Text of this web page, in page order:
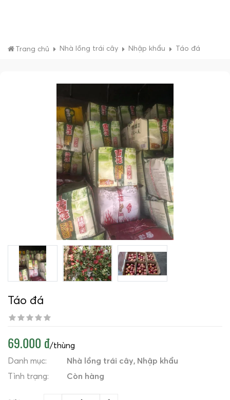
Trang chủ Nhà lồng trái cây Nhập khẩu Táo đá
Táo đá
69.000 đ/thùng
Danh mục:
Nhà lồng trái cây
Nhập khẩu
Tình trạng:
Còn hàng